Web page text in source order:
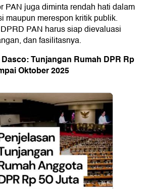
PAN juga diminta rendah hati dalam
maupun merespon kritik publik.
PAN harus siap dievaluasi
dan fasilitasnya.
Tunjangan Rumah DPR Rp
Oktober 2025